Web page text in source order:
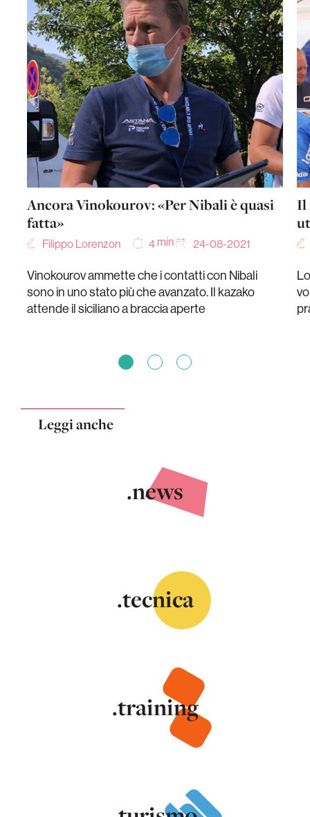
Ancora Vinokourov: «Per Nibali è quasi
fatta»
Filippo Lorenzon 4 min 24-08-2021
Vinokourov ammette che i contatti con Nibali
sono in uno stato più che avanzato. Il kazako
attende il siciliano a braccia aperte
Il
Leggi anche
.news
.tecnica
.training